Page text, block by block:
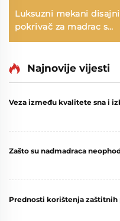
Luksuzni mekani disajni
pokrivač za madrac s
dubokim džepovima
hladnjak od bambusa s
Najnovije vijesti
Veza između kvalitete sna i
Zašto su nadmadraca
Prednosti korištenja zaštitnih